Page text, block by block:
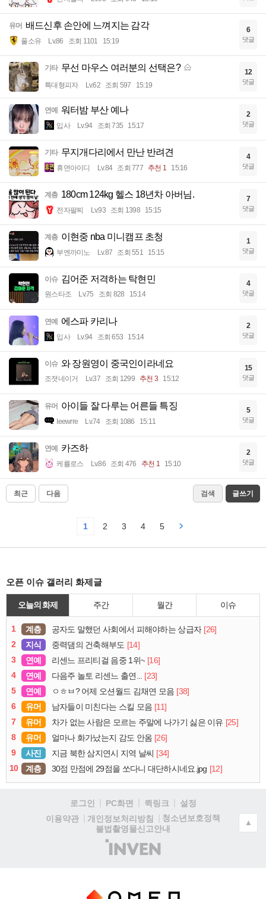
유머 배드신후 손안에 느껴지는 감각
풀소유 Lv.86 조회 1101 15:19
6
댓글
기타 무선 마우스 여러분의 선택은?
특대형피자 Lv.62 조회 597 15:19
12
댓글
연예 워터밤 부산 예나
입사 Lv.94 조회 735 15:17
2
댓글
기타 무지개다리에서 만난 반려견
휴면아이디 Lv.84 조회 777 추천 1 15:16
4
댓글
계층 180cm 124kg 헬스 18년차 아버님.
전자팔찌 Lv.93 조회 1398 15:15
7
댓글
계층 이현중 nba 미니캠프 초청
부엔까미노 Lv.87 조회 551 15:15
1
댓글
이슈 김어준 저격하는 탁현민
원스타조 Lv.75 조회 828 15:14
4
댓글
연예 에스파 카리나
입사 Lv.94 조회 653 15:14
2
댓글
이슈 와 장원영이 중국인이라네요
조졋네이거 Lv.37 조회 1299 추천 3 15:12
15
댓글
유머 아이들 잘 다루는 어른들 특징
Ieewrre Lv.74 조회 1086 15:11
5
댓글
연예 카즈하
케를로스 Lv.86 조회 476 추천 1 15:10
2
댓글
최근 다음 검색 글쓰기
1 2 3 4 5
오픈 이슈 갤러리 화제글
오늘의 화제 주간 월간 이슈
1 계층 공자도 말했던 사회에서 피해야하는 상급자 [26]
2
지식 중력댐의 건축해부도 [14]
3
연예 리센느 프리티걸 음중 1위~ [16]
4
연예 다음주 놀토 리센느 출연...
[23]
5
연예 ㅇㅎㅂ? 어제 오션월드 김채연 모음 [38]
6
유머 남자들이 미친다는 스킬 모음 [11]
7
유머 차가 없는 사람은 모르는 주말에 나가기 싫은 이유 [25]
8
유머 얼마나 화가났는지 감도 안옴 [26]
9
사진 지금 북한 삼지연시 지역 날씨 [34]
10
계층 30점 만점에 29점을 쏘다니 대단하시네요.jpg [12]
로그인 PC화면 퀵링크
설정
이용약관
개인정보처리방침
청소년보호정책
불법촬영물신고안내
(주)
인
▲